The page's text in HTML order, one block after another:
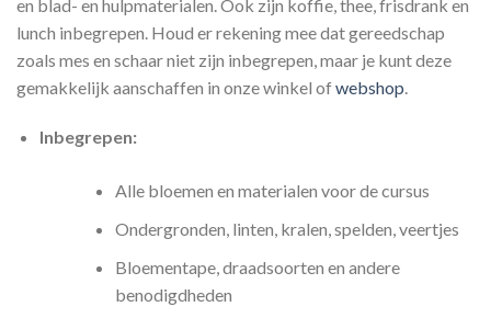
en blad- en hulpmaterialen. Ook zijn koffie, thee, frisdrank en
lunch inbegrepen. Houd er rekening mee dat gereedschap
zoals mes en schaar niet zijn inbegrepen, maar je kunt deze
gemakkelijk aanschaffen in onze winkel ofwebshop
Inbegrepen:
Alle bloemen en materialen voor de cursus
Ondergronden, linten, kralen, spelden, veertjes
Bloementape, draadsoorten en andere
benodigdheden